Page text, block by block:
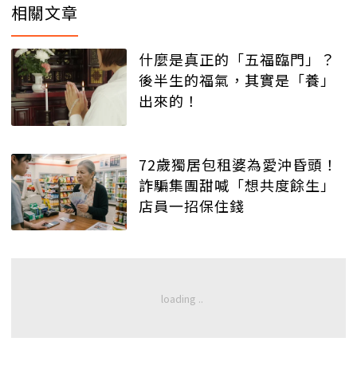
相關文章
什麼是真正的「五福臨門」？
後半生的福氣，其實是「養」
出來的！
72歲獨居包租婆為愛沖昏頭！
詐騙集團甜喊「想共度餘生」
店員一招保住錢